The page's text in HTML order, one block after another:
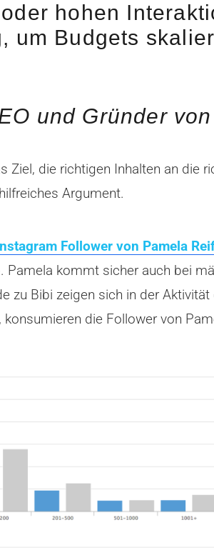
hohen
um Budgets
und Gründer
Ziel, die richtigen Inhalten an die
Argument.
Follower von Pamela
kommt sicher auch bei
zu Bibi zeigen sich in der
die Follower von